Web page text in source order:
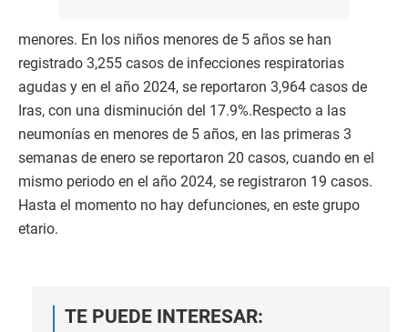
menores. En los niños menores de 5 años se han
registrado 3,255 casos de infecciones respiratorias
agudas y en el año 2024, se reportaron 3,964 casos de
Iras, con una disminución del 17.9%.Respecto a las
neumonías en menores de 5 años, en las primeras 3
semanas de enero se reportaron 20 casos, cuando en el
mismo periodo en el año 2024, se registraron 19 casos.
Hasta el momento no hay defunciones, en este grupo
etario.
TE PUEDE INTERESAR: